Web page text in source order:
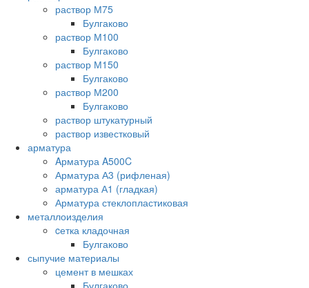
раствор М75
Булгаково
раствор М100
Булгаково
раствор М150
Булгаково
раствор М200
Булгаково
раствор штукатурный
раствор известковый
арматура
Aрматура A500C
Арматура А3 (рифленая)
арматура А1 (гладкая)
Арматура стеклопластиковая
металлоизделия
cетка кладочная
Булгаково
сыпучие материалы
цемент в мешках
Булгаково